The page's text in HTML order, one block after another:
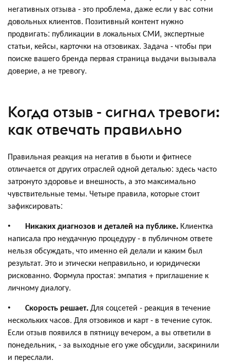
негативных отзыва - это проблема, даже если у вас сотни
довольных клиентов. Позитивный контент нужно
продвигать: публикации в локальных СМИ, экспертные
статьи, кейсы, карточки на отзовиках. Задача - чтобы при
поиске вашего бренда первая страница выдачи вызывала
доверие, а не тревогу.
Когда отзыв - сигнал тревоги:
как отвечать правильно
Правильная реакция на негатив в бьюти и фитнесе
отличается от других отраслей одной деталью: здесь часто
затронуто здоровье и внешность, а это максимально
чувствительные темы. Четыре правила, которые стоит
зафиксировать:
• Никаких диагнозов и деталей на публике. Клиентка
написала про неудачную процедуру - в публичном ответе
нельзя обсуждать, что именно ей делали и каким был
результат. Это и этически неправильно, и юридически
рискованно. Формула простая: эмпатия + приглашение к
личному диалогу.
• Скорость решает.Для соцсетей - реакция в течение
нескольких часов. Для отзовиков и карт - в течение суток.
Если отзыв появился в пятницу вечером, а вы ответили в
понедельник, - за выходные его уже обсудили, заскринили
и переслали.